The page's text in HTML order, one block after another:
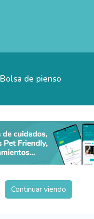
Bolsa de pienso
Continuar viendo